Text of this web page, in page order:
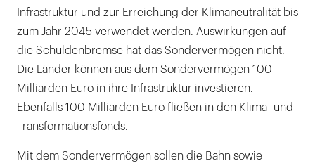
Infrastruktur und zur Erreichung der Klimaneutralität bis
zum Jahr 2045 verwendet werden. Auswirkungen auf
die Schuldenbremse hat das Sondervermögen nicht.
Die Länder können aus dem Sondervermögen 100
Milliarden Euro in ihre Infrastruktur investieren.
Ebenfalls 100 Milliarden Euro fließen in den Klima- und
Transformationsfonds.
Mit dem Sondervermögen sollen die Bahn sowie